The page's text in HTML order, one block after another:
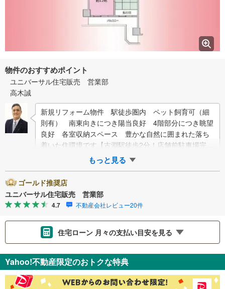
物件のおすすめポイント
ユニバーサル住宅販売 営業部
高木誠
新規リフォーム物件 駅徒歩圏内 ペット飼育可（細
則有） 南東向きにつき陽当良好 4階部分につき眺望
良好 各室収納スペース 豊かな自然に囲まれた落ち
着いた住環境です【古淵駅徒歩2分！店舗前駐車場完
備！】弊社は1993年に相模原にて開…
もっと見る
ゴールド推奨店
ユニバーサル住宅販売 営業部
4.7 不動産会社レビュー20件
住宅ローン 月々の支払い目安を見る
金利 ％
Yahoo!不動産限定のおトクな特典